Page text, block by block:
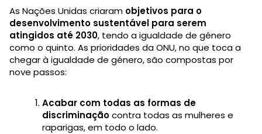
As Nações Unidas criaram objetivos para o
desenvolvimento sustentável para serem
atingidos até 2030, tendo a igualdade de género
como o quinto. As prioridades da ONU, no que toca a
chegar à igualdade de género, são compostas por
nove passos:
Acabar com todas as formas de
discriminaçãocontra todas as mulheres e
raparigas, em todo o lado.